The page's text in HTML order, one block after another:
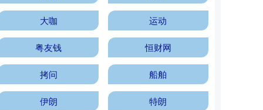
大咖 运动
粤友钱 恒财网
拷问 船舶
伊朗 特朗